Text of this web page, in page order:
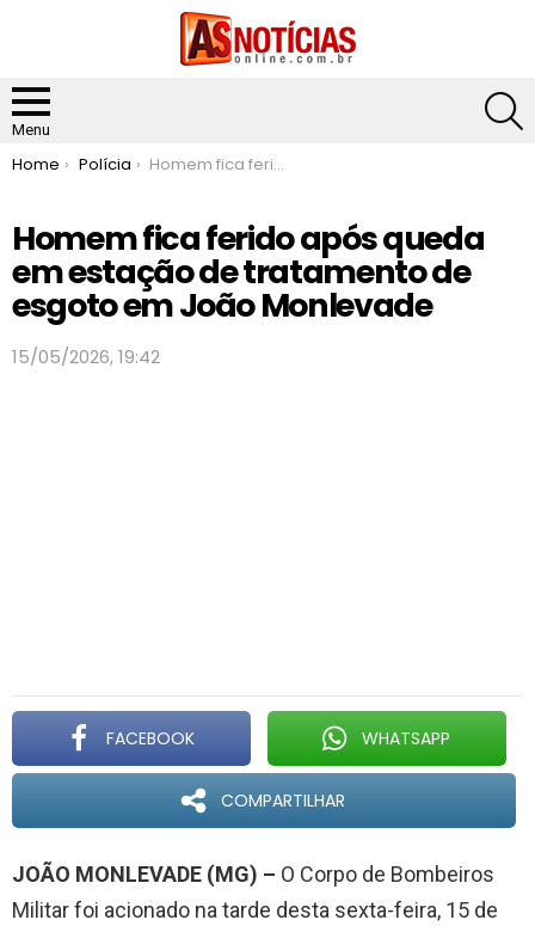
Menu
You are here:
Home Polícia Homem fica ferido após queda em estação de tratamento de esgoto em João Monlevade
Homem fica ferido após queda
em estação de tratamento de
esgoto em João Monlevade
15/05/2026, 19:42
FACEBOOK WHATSAPP
COMPARTILHAR
JOÃO MONLEVADE (MG) – O Corpo de Bombeiros
Militar foi acionado na tarde desta sexta-feira, 15 de